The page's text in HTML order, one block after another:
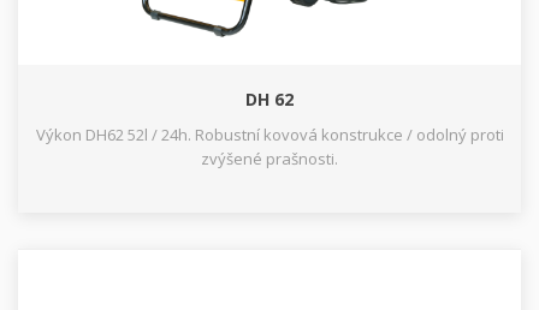
DH 62
Výkon DH62 52l / 24h. Robustní kovová konstrukce / odolný proti
zvýšené prašnosti.